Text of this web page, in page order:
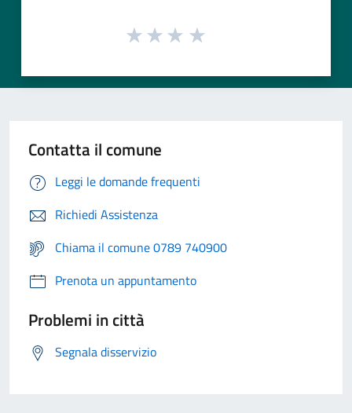
Contatta il comune
Leggi le domande frequenti
Richiedi Assistenza
Chiama il comune 0789 740900
Prenota un appuntamento
Problemi in città
Segnala disservizio